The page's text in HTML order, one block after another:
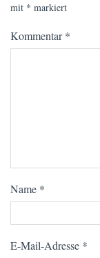
mit * markiert
Kommentar*
Name *
E-Mail-Adresse *